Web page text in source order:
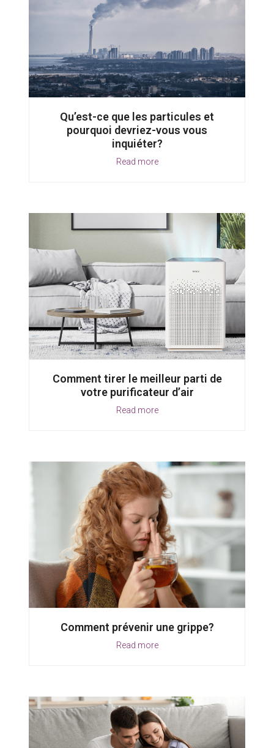
Qu’est-ce que les particules et
pourquoi devriez-vous vous
inquiéter?
Read more
Comment tirer le meilleur parti de
votre purificateur d’air
Read more
Comment prévenir une grippe?
Read more